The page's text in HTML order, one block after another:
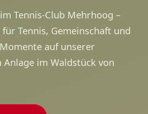
Tennis-Club Mehrhoog –
Tennis, Gemeinschaft und
auf unserer
im Waldstück von